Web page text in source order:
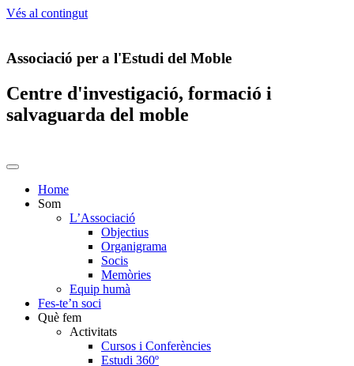
Vés al contingut
Associació per a l'Estudi del Moble
Centre d'investigació, formació i
salvaguarda del moble
Home
Som
L’Associació
Objectius
Organigrama
Socis
Memòries
Equip humà
Fes-te’n soci
Què fem
Activitats
Cursos i Conferències
Estudi 360º